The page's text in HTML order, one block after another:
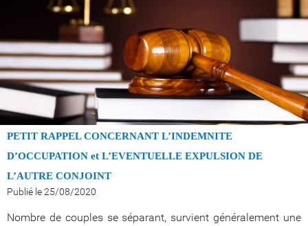
PETIT RAPPEL CONCERNANT L’INDEMNITE
D’OCCUPATION et L’EVENTUELLE EXPULSION DE
L’AUTRE CONJOINT
Publié le 25/08/2020
Nombre de couples se séparant, survient généralement une